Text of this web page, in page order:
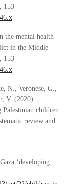
153–
the mental health
in the Middle
153–
N., Veronese, G.,
V. (2020).
Palestinian children
review and
‘developing